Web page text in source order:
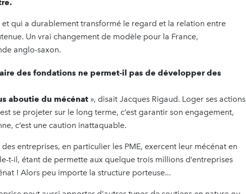
qui a durablement transformé le regard et la relation entre
Un vrai changement de modèle pour la France,
anglo-saxon.
des fondations ne permet-il pas de développer des
aboutie du mécénat », disait Jacques Rigaud. Loger ses actions
se projeter sur le long terme, c’est garantir son engagement,
c‘est une caution inattaquable.
entreprises, en particulier les PME, exercent leur mécénat en
t-il, étant de permette aux quelque trois millions d’entreprises
! Alors peu importe la structure porteuse...